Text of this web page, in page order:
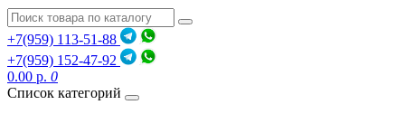
+7(959) 113-51-88
+7(959) 152-47-92
0.00 р. 0
Список категорий